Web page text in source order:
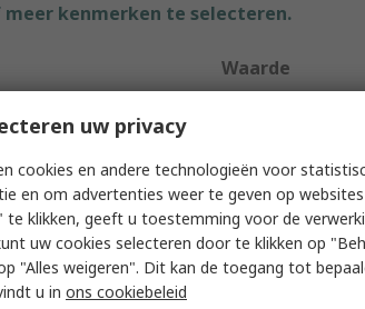
kenmerken te selecteren.
Waarde
Compartment Box
56mm
241mm
uw privacy
cookies en andere technologieën voor
en om advertenties weer te geven op
te klikken, geeft u toestemming voor de
uw cookies selecteren door te klikken op
"Alles weigeren". Dit kan de toegang tot
u in ons cookiebeleid